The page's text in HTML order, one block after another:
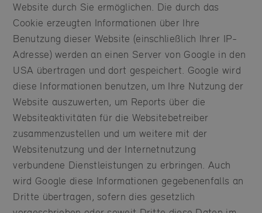
Website durch Sie ermöglichen. Die durch das
Cookie erzeugten Informationen über Ihre
Benutzung dieser Website (einschließlich Ihrer IP-
Adresse) werden an einen Server von Google in den
USA übertragen und dort gespeichert. Google wird
diese Informationen benutzen, um Ihre Nutzung der
Website auszuwerten, um Reports über die
Websiteaktivitäten für die Websitebetreiber
zusammenzustellen und um weitere mit der
Websitenutzung und der Internetnutzung
verbundene Dienstleistungen zu erbringen. Auch
wird Google diese Informationen gegebenenfalls an
Dritte übertragen, sofern dies gesetzlich